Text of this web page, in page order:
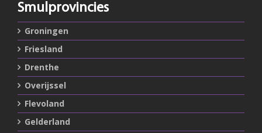
Smulprovincies
Groningen
Friesland
Drenthe
Overijssel
Flevoland
Gelderland